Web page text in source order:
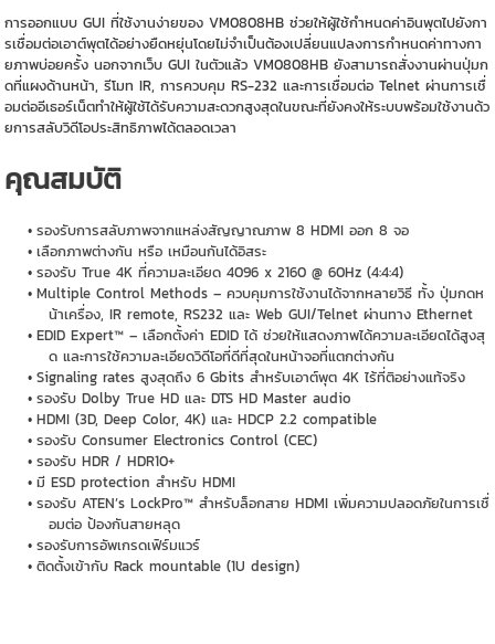
การออกแบบ GUI ที่ใช้งานง่ายของ VM0808HB ช่วยให้ผู้ใช้กำหนดค่าอินพุตไปยังกา
รเชื่อมต่อเอาต์พุตได้อย่างยืดหยุ่นโดยไม่จำเป็นต้องเปลี่ยนแปลงการกำหนดค่าทางกา
ยภาพบ่อยครั้ง นอกจากเว็บ GUI ในตัวแล้ว VM0808HB ยังสามารถสั่งงานผ่านปุ่มก
ดที่แผงด้านหน้า, รีโมท IR, การควบคุม RS-232 และการเชื่อมต่อ Telnet ผ่านการเชื่
อมต่ออีเธอร์เน็ตทำให้ผู้ใช้ได้รับความสะดวกสูงสุดในขณะที่ยังคงให้ระบบพร้อมใช้งานด้ว
ยการสลับวิดีโอประสิทธิภาพได้ตลอดเวลา
คุณสมบัติ
รองรับการสลับภาพจากแหล่งสัญญาณภาพ 8 HDMI ออก 8 จอ
เลือกภาพต่างกัน หรือ เหมือนกันได้อิสระ
รองรับ True 4K ที่ความละเอียด 4096 x 2160 @ 60Hz (4:4:4)
Multiple Control Methods – ควบคุมการใช้งานได้จากหลายวิธี ทั้ง ปุ่มกดห
น้าเครื่อง, IR remote, RS232 และ Web GUI/Telnet ผ่านทาง Ethernet
EDID Expert™ – เลือกตั้งค่า EDID ได้ ช่วยให้แสดงภาพได้ความละเอียดได้สูงสุ
ด และการใช้ความละเอียดวิดีโอที่ดีที่สุดในหน้าจอที่แตกต่างกัน
Signaling rates สูงสุดถึง 6 Gbits สำหรับเอาต์พุต 4K ไร้ที่ติอย่างแท้จริง
รองรับ Dolby True HD และ DTS HD Master audio
HDMI (3D, Deep Color, 4K) และ HDCP 2.2 compatible
รองรับ Consumer Electronics Control (CEC)
รองรับ HDR / HDR10+
มี ESD protection สำหรับ HDMI
รองรับ ATEN’s LockPro™ สำหรับล็อกสาย HDMI เพิ่มความปลอดภัยในการเชื่
อมต่อ ป้องกันสายหลุด
รองรับการอัพเกรดเฟิร์มแวร์
ติดตั้งเข้ากับ Rack mountable (1U design)